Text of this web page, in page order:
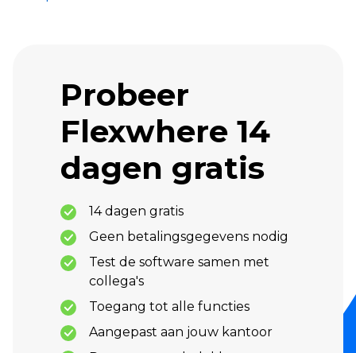
Probeer
Flexwhere 14
dagen gratis
14 dagen gratis
Geen betalingsgegevens nodig
Test de software samen met
collega's
Toegang tot alle functies
Aangepast aan jouw kantoor